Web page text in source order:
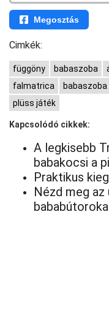
Megosztás
Cimkék:
függöny babaszoba
falmatrica
plüss játék
Kapcsolódó cikkek:
A legkisebb
babakocsi a
Praktikus
Nézd meg